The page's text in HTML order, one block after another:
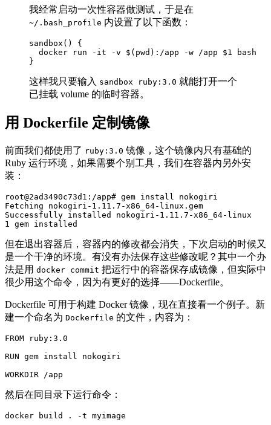
我经常启动一次性容器做测试，于是在
~/.bash_profile 内设置了以下函数：
sandbox ()
{
  docker run
-it -v $( pwd ) :/app -w /app $1
}
这样我只要输入 sandbox ruby:3.0 就能打开一个
已挂载 volume 的临时容器。
用 Dockerfile 定制镜像
前面我们都使用了 ruby:3.0 镜像，这个镜像内只有基础的
Ruby 运行环境，如果需要个别工具，我们在容器内另外安
装：
root@2ad3490c73d1:/app# gem install
Fetching nokogiri-1.11.7-x86_64-linux.gem
Successfully installed nokogiri-1.11.7-x86_64-linux
但在退出容器后，容器内的修改都会消失，下次启动的时候又
是一个干净的环境。有没有办法保存这些修改呢？其中一个办
法是用 docker commit 把运行中的容器保存成镜像，但实际中
很少用这个命令，因为有更好的选择——Dockerfile。
Dockerfile 可用于构建 Docker 镜像，现在直接看一个例子。新
建一个命名为 Dockerfile 的文件，内容为：
FROM ruby:3.0
RUN gem install nokogiri
WORKDIR /app
然后在同目录下运行命令：